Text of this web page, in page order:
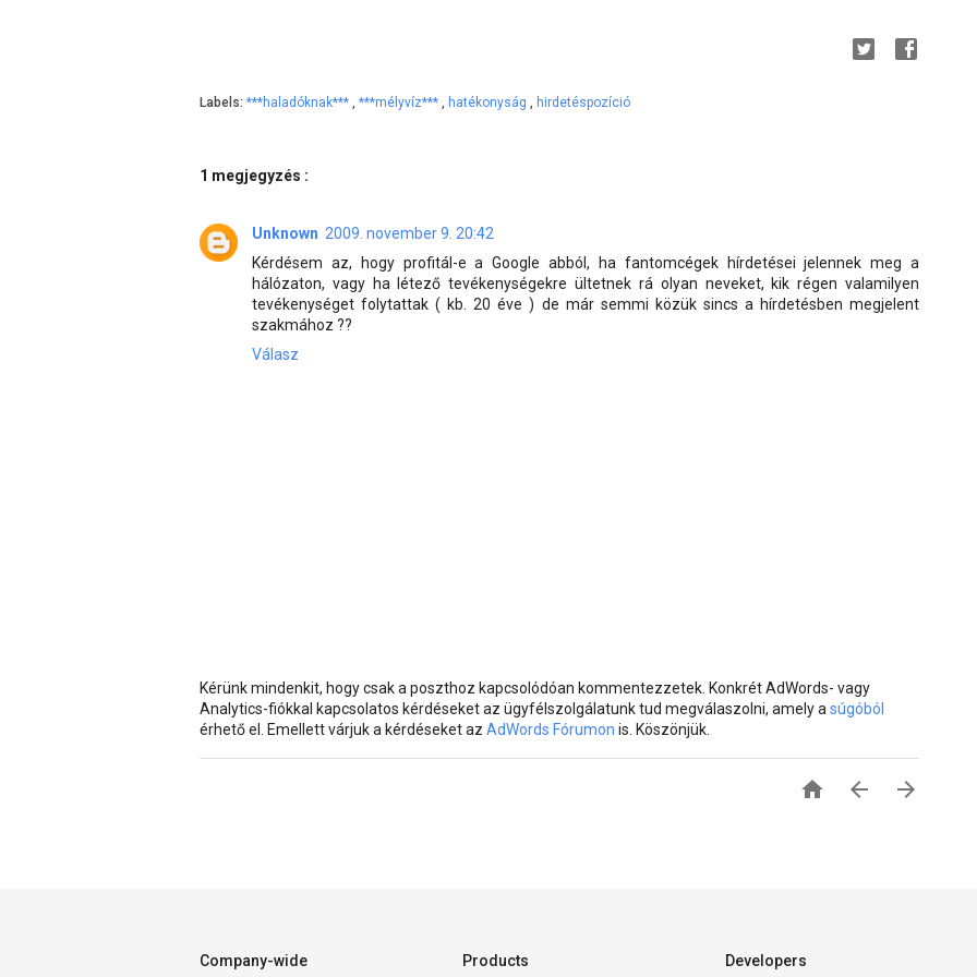
Labels: ***haladóknak*** , ***mélyvíz*** , hatékonyság , hirdetéspozíció
1 megjegyzés :
Unknown 2009. november 9. 20:42
Kérdésem az, hogy profitál-e a Google abból, ha fantomcégek hírdetései jelennek meg a
hálózaton, vagy ha létező tevékenységekre ültetnek rá olyan neveket, kik régen valamilyen
tevékenységet folytattak ( kb. 20 éve ) de már semmi közük sincs a hírdetésben megjelent
szakmához ??
Válasz
Kérünk mindenkit, hogy csak a poszthoz kapcsolódóan kommentezzetek. Konkrét AdWords- vagy
Analytics-fiókkal kapcsolatos kérdéseket az ügyfélszolgálatunk tud megválaszolni, amely a súgóból
érhető el. Emellett várjuk a kérdéseket az AdWords Fórumon is. Köszönjük.
  
Company-wide Products Developers